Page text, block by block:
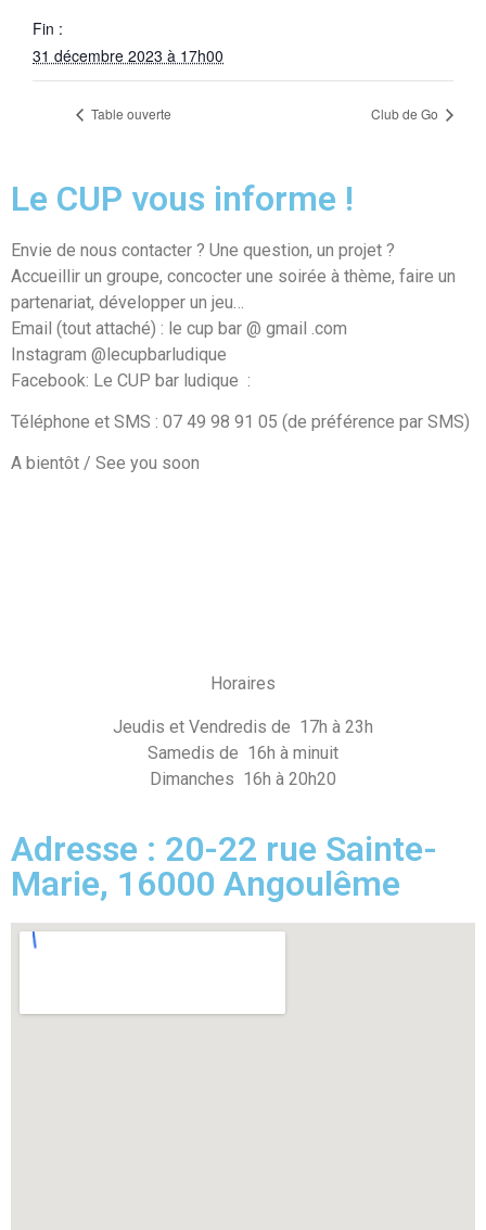
Fin :
31 décembre 2023 à 17h00
Table ouverte Club de Go
Le CUP vous informe !
Envie de nous contacter ? Une question, un projet ?
Accueillir un groupe, concocter une soirée à thème, faire un
partenariat, développer un jeu…
Email (tout attaché) : le cup bar @ gmail .com
Instagram @lecupbarludique
Facebook: Le CUP bar ludique :
Téléphone et SMS : 07 49 98 91 05 (de préférence par SMS)
A bientôt / See you soon
Horaires
Jeudis et Vendredis de 17h à 23h
Samedis de 16h à minuit
Dimanches 16h à 20h20
Adresse : 20-22 rue Sainte-
Marie, 16000 Angoulême